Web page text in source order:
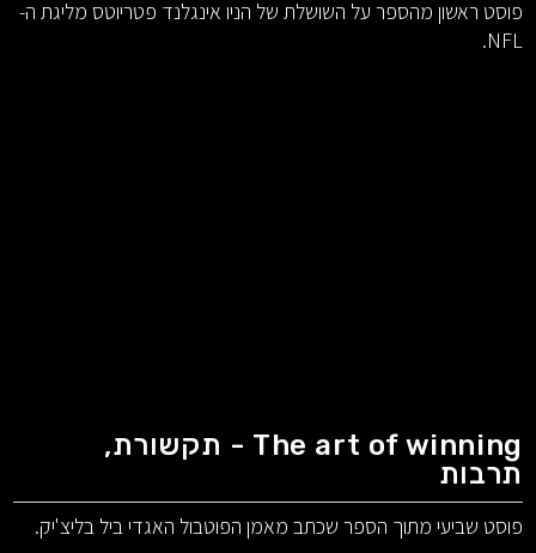
פוסט ראשון מהספר על השושלת של הניו אינגלנד פטריוטס מליגת ה-
NFL.
The art of winning - תקשורת,
תרבות
פוסט שביעי מתוך הספר שכתב מאמן הפוטבול האגדי ביל בליצ'יק.